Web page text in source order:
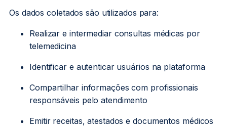
Os dados coletados são utilizados para:
Realizar e intermediar consultas médicas por
telemedicina
Identificar e autenticar usuários na plataforma
Compartilhar informações com profissionais
responsáveis pelo atendimento
Emitir receitas, atestados e documentos médicos